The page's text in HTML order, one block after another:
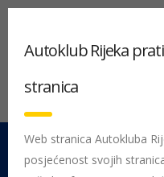
051 212 442
Autoklub Rijeka
stranica
Web stranica Autokluba
posjećenost svojih